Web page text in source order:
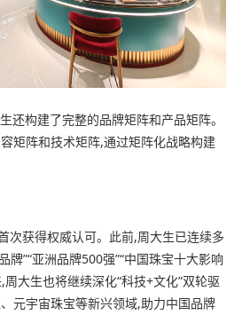
还构建了完整的品牌矩阵和产品矩阵。
矩阵和技术矩阵,通过矩阵化战略构建
次获得权威认可。此前,周大生已连续多
牌”“亚洲品牌500强”“中国珠宝十大影响
大生也将继续深化“科技+文化”双轮驱
元宇宙珠宝等新兴领域,助力中国品牌